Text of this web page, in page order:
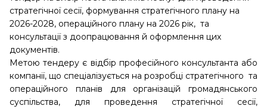
стратегічної сесії, формування стратегічного плану на
2026-2028, операційного плану на 2026 рік, та
консультації з доопрацювання й оформлення цих
документів.
Метою тендеру є відбір професійного консультанта або
компанії, що спеціалізується на розробці стратегічного та
операційного планів для організацій громадянського
суспільства, для проведення стратегічної сесії,